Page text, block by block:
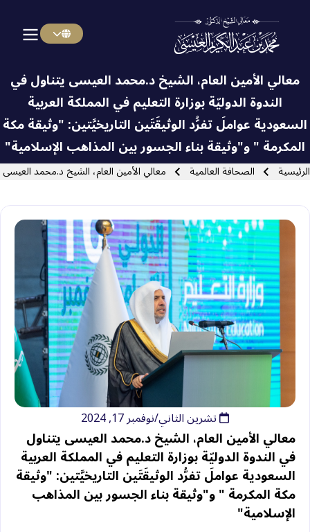
Skip to main navigation
Close search
معالي الأمين العام، الشيخ د.محمد العيسى‬⁩‬⁩ يتناول في
الندوة الدوليّة بوزارة التعليم في المملكة العربية
السعودية عواملَ تفرُّد الوثيقَتَين التاريخيَّتين: "⁧‫وثيقة مكة
المكرمة ‬⁩" و"وثيقة بناء الجسور بين المذاهب الإسلامية"
مسار التنقل
الرئيسية الصحافة العالمية معالي الأمين العام، الشيخ د.محمد العيسى‬⁩‬⁩
تشرين الثاني/نوفمبر 17, 2024
معالي الأمين العام، الشيخ د.محمد العيسى‬⁩‬⁩ يتناول
في الندوة الدوليّة بوزارة التعليم في المملكة العربية
السعودية عواملَ تفرُّد الوثيقَتَين التاريخيَّتين: "⁧‫وثيقة
مكة المكرمة ‬⁩" و"وثيقة بناء الجسور بين المذاهب
الإسلامية"